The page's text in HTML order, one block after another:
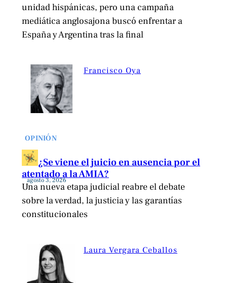
unidad hispánicas, pero una campaña
mediática anglosajona buscó enfrentar a
España y Argentina tras la final
Francisco Oya
OPINIÓN
¿Se viene el juicio en ausencia por el
atentado a la AMIA?
agosto 3, 2026
Una nueva etapa judicial reabre el debate
sobre la verdad, la justicia y las garantías
constitucionales
Laura Vergara Ceballos